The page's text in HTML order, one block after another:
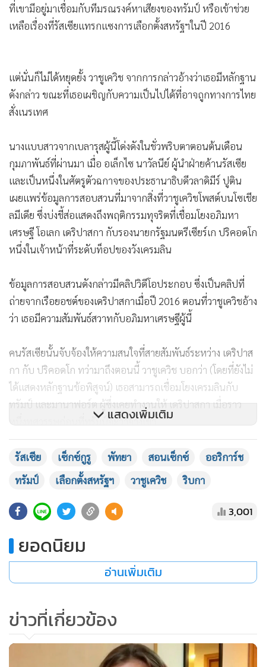
ที่เขามีอยู่มาเชื่อมกับทีมรณรงค์หาเสียงของทรัมป์ หรือเข้าช่วย
เหลือเรื่องที่รัสเซียแทรกแซงการเลือกตั้งสหรัฐฯในปี 2016
แต่นั่นก็ไม่ได้หยุดยั้ง วาชูเควิช จากการกล่าวอ้างว่าเธอมีหลักฐาน
ดังกล่าว ขณะที่เธอเผชิญกับความเป็นไปได้ที่อาจถูกทางการไทย
สั่งเนรเทศ
นางแบบสาวจากเบลารุสผู้นี้โด่งดังในชั่วพริบตาตอนต้นเดือน
กุมภาพันธ์ที่ผ่านมา เมื่อ อเล็กไซ นาวัลนีย์ ผู้นำฝ่ายค้านรัสเซีย
และเป็นหนึ่งในศัตรูตัวฉกาจของประธานาธิบดีวลาดิมีร์ ปูติน
เผยแพร่ข้อมูลการสอบสวนที่มาจากสิ่งที่วาชูเควิชโพสต์บนโซเชีย
ลมีเดีย ซึ่งบ่งชี้ส่อแสดงถึงพฤติกรรมทุจริตที่เชื่อมโยงอภิมหา
เศรษฐี โอเลก เดริปาสกา กับรองนายกรัฐมนตรีเซียร์เก ปริคอดโก
หนึ่งในเจ้าหน้าที่ระดับท็อปของวังเครมลิน
ข้อมูลการสอบสวนดังกล่าวมีคลิปวิดีโอประกอบ ซึ่งเป็นคลิปที่
ถ่ายจากเรือยอชต์ของเดริปาสกาเมื่อปี 2016 ตอนที่วาชูเควิชอ้าง
ว่า เธอมีความสัมพันธ์สวาทกับอภิมหาเศรษฐีผู้นี้
คนรัสเซียนั้นจับจ้องให้ความสนใจที่สายสัมพันธ์ระหว่าง เดริปาส
กา กับ ปริคอดโก ทว่ามาถึงตอนนี้ วาชูเควิช บอกว่า (โดยที่ยังไม่
ได้แสดงหลักฐานข้อพิสูจน์) เธอสามารถเชื่อมโยงเครมลินกับ
ทรัมป์ และมานาฟอร์ต ผู้ซึ่งเคยทำงานให้ เดริปาสกา เมื่อราว
หนึ่งทศวรรษก่อนที่ทรัมป์จะว่าจ้างเขา
แม้กระทั่ง นาวัลนีย์ก็บอกกับสำนักข่าวเอพีในวันพุธ (28) ว่า เขา
“มีความสงสัยในระดับหนึ่ง” ว่า วาชูเควิชมีหลักฐานอะไรจริงหรือ
เปล่า ในเรื่องที่กล่าวหากันว่าระหว่างรัสเซียกับทีมหาเสียงของ
ทรัมป์นั้น มีการติดต่อมีสายสัมพันธ์ต่อเชื่อมกันโดยตรง
“ผมคิดว่าการพูดออกมาเช่นนี้ (ของวาชูเควิช) เนื่องมาจากความ
หวาดกลัวว่าตัวเองกำลังตกอยู่ในอันตรายถึงชีวิต เพราะพวกเขา
กำลังถูกควบคุมตัวอยู่ในประเทศไทย” เขากล่าว พร้อมกับเสริม
แสดงเพิ่มเติม
รัสเซีย เซ็กซ์กูรู พัทยา สอนเซ็กซ์
ออริการ์ช
ทรัมป์
เลือกตั้งสหรัฐฯ วาชูเควิช ริบกา
3,001
ยอดนิยม
อ่านเพิ่มเติม
ข่าวที่เกี่ยวข้อง